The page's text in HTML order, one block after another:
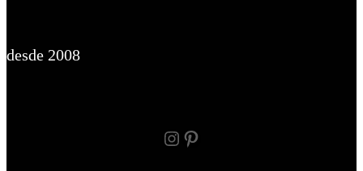
desde 2008
Instagram Pinterest